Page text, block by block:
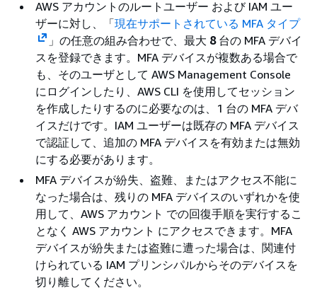
AWS アカウントのルートユーザー および IAM ユー
ザーに対し、「現在サポートされている MFA タイプ
」の任意の組み合わせで、最大 8台の MFA デバイ
スを登録できます。MFA デバイスが複数ある場合で
も、そのユーザとして AWS Management Console
にログインしたり、AWS CLI を使用してセッション
を作成したりするのに必要なのは、1 台の MFA デバ
イスだけです。IAM ユーザーは既存の MFA デバイス
で認証して、追加の MFA デバイスを有効または無効
にする必要があります。
MFA デバイスが紛失、盗難、またはアクセス不能に
なった場合は、残りの MFA デバイスのいずれかを使
用して、AWS アカウント での回復手順を実行するこ
となく AWS アカウント にアクセスできます。MFA
デバイスが紛失または盗難に遭った場合は、関連付
けられている IAM プリンシパルからそのデバイスを
切り離してください。